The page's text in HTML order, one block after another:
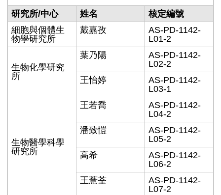
研究所/中心
姓名
核定編號
細胞與個體生
物學研究所
戴嘉孜
AS-PD-1142-
L01-2
生物化學研究
所
葉乃陽
AS-PD-1142-
L02-2
王怡婷
AS-PD-1142-
L03-1
生物醫學科學
研究所
王若喬
AS-PD-1142-
L04-2
潘致愷
AS-PD-1142-
L05-2
高希
AS-PD-1142-
L06-2
王薏荃
AS-PD-1142-
L07-2